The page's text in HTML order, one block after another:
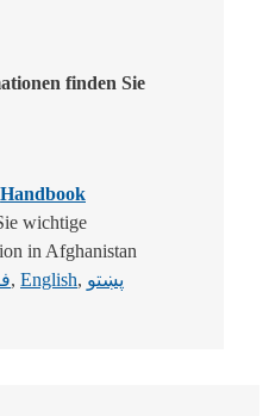
finden Sie
Handbook
wichtige
in Afghanistan
, English, پښتو